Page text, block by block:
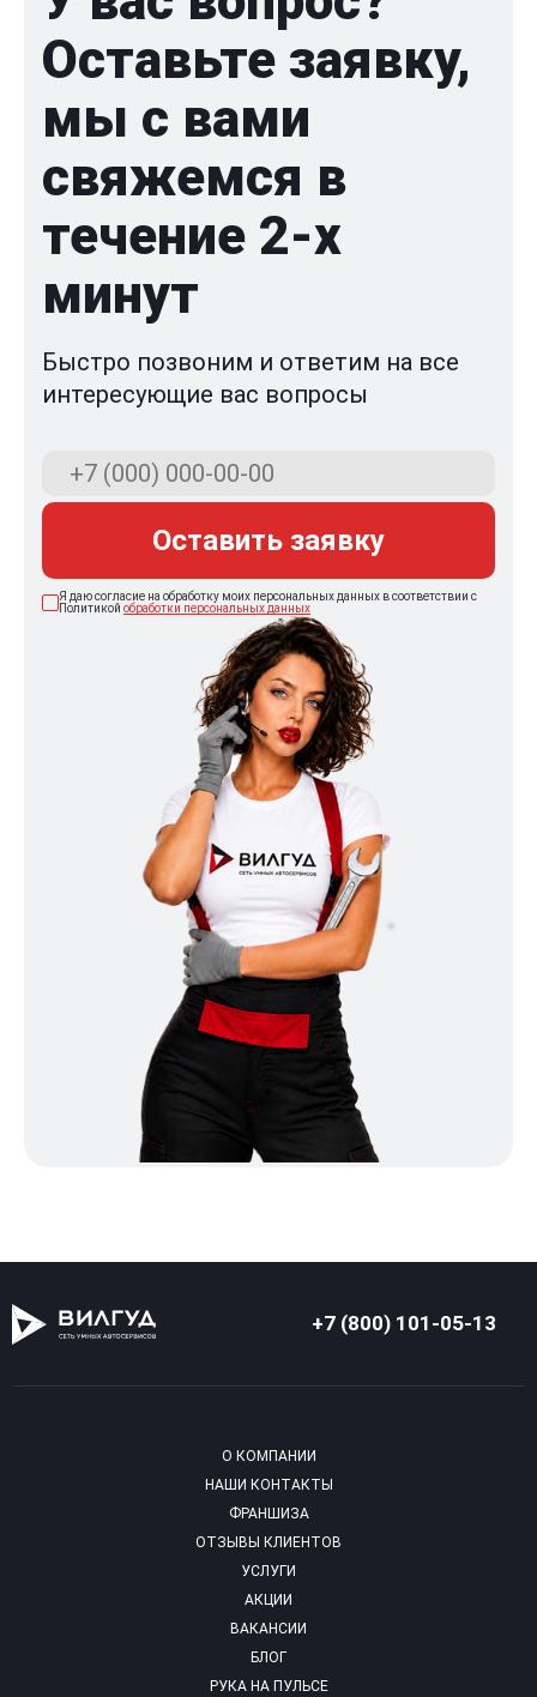
Оставьте заявку,
мы с вами
свяжемся в
течение 2-x
минут
Быстро позвоним и ответим на все
интересующие вас вопросы
Оставить заявку
Я даю согласие на обработку моих персональных данных в соответствии с
Политикой обработки персональных данных
+7 (800) 101-05-13
О КОМПАНИИ
НАШИ КОНТАКТЫ
ФРАНШИЗА
ОТЗЫВЫ КЛИЕНТОВ
УСЛУГИ
АКЦИИ
ВАКАНСИИ
БЛОГ
РУКА НА ПУЛЬСЕ